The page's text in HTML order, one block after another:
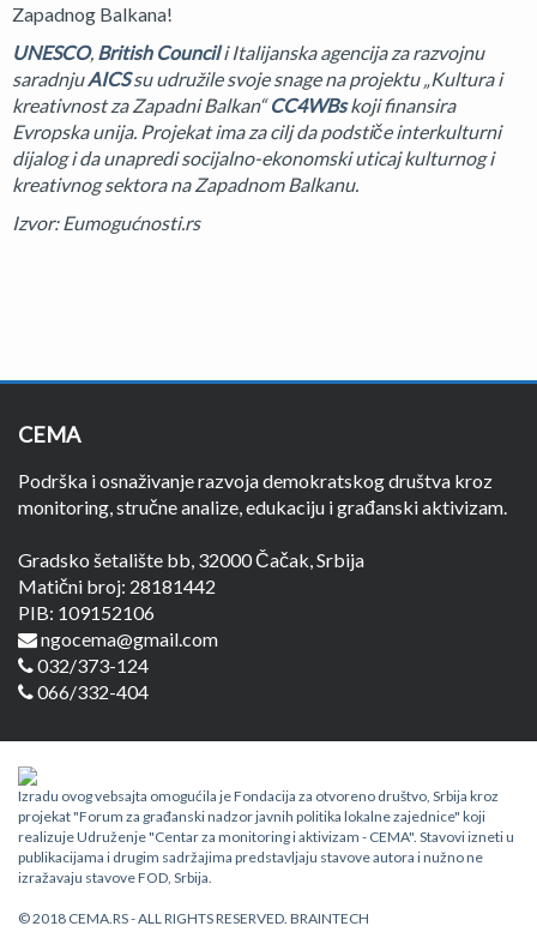
Zapadnog Balkana!
UNESCO, British Council i Italijanska agencija za razvojnu
saradnjuAICSsu udružile svoje snage na projektu „Kultura i
kreativnost za Zapadni Balkan“CC4WBs koji finansira
Evropska unija. Projekat ima za cilj da podstiče interkulturni
dijalog i da unapredi socijalno-ekonomski uticaj kulturnog i
kreativnog sektora na Zapadnom Balkanu.
Izvor: Eumogućnosti.rs
CEMA
Podrška i osnaživanje razvoja demokratskog društva kroz
monitoring, stručne analize, edukaciju i građanski aktivizam.
Gradsko šetalište bb, 32000 Čačak, Srbija
Matični broj: 28181442
PIB: 109152106
ngocema@gmail.com
032/373-124
066/332-404
Izradu ovog vebsajta omogućila je Fondacija za otvoreno društvo, Srbija kroz
projekat "Forum za građanski nadzor javnih politika lokalne zajednice" koji
realizuje Udruženje "Centar za monitoring i aktivizam - CEMA". Stavovi izneti u
publikacijama i drugim sadržajima predstavljaju stavove autora i nužno ne
izražavaju stavove FOD, Srbija.
© 2018 CEMA.RS - ALL RIGHTS RESERVED. BRAINTECH